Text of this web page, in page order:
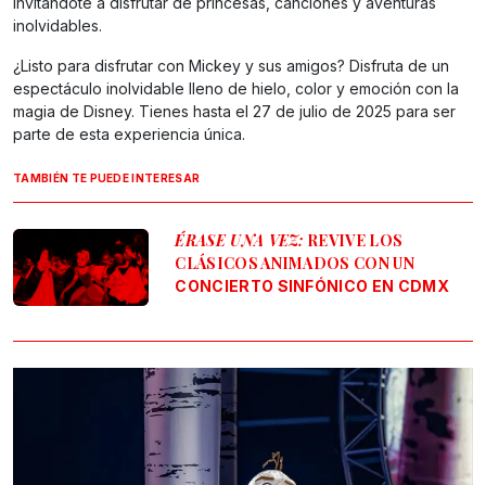
inolvidables.
¿Listo para disfrutar con Mickey y sus amigos? Disfruta de un
espectáculo inolvidable lleno de hielo, color y emoción con la
magia de Disney. Tienes hasta el 27 de julio de 2025 para ser
parte de esta experiencia única.
TAMBIÉN TE PUEDE INTERESAR
ÉRASE UNA VEZ: REVIVE LOS
CLÁSICOS ANIMADOS CON UN
CONCIERTO SINFÓNICO EN CDMX